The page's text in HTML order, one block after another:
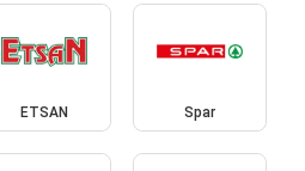
ETSAN Spar